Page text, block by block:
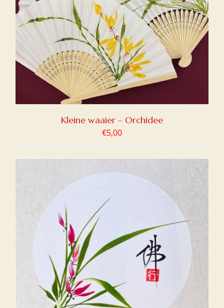
Kleine waaier – Orchidee
€5,00